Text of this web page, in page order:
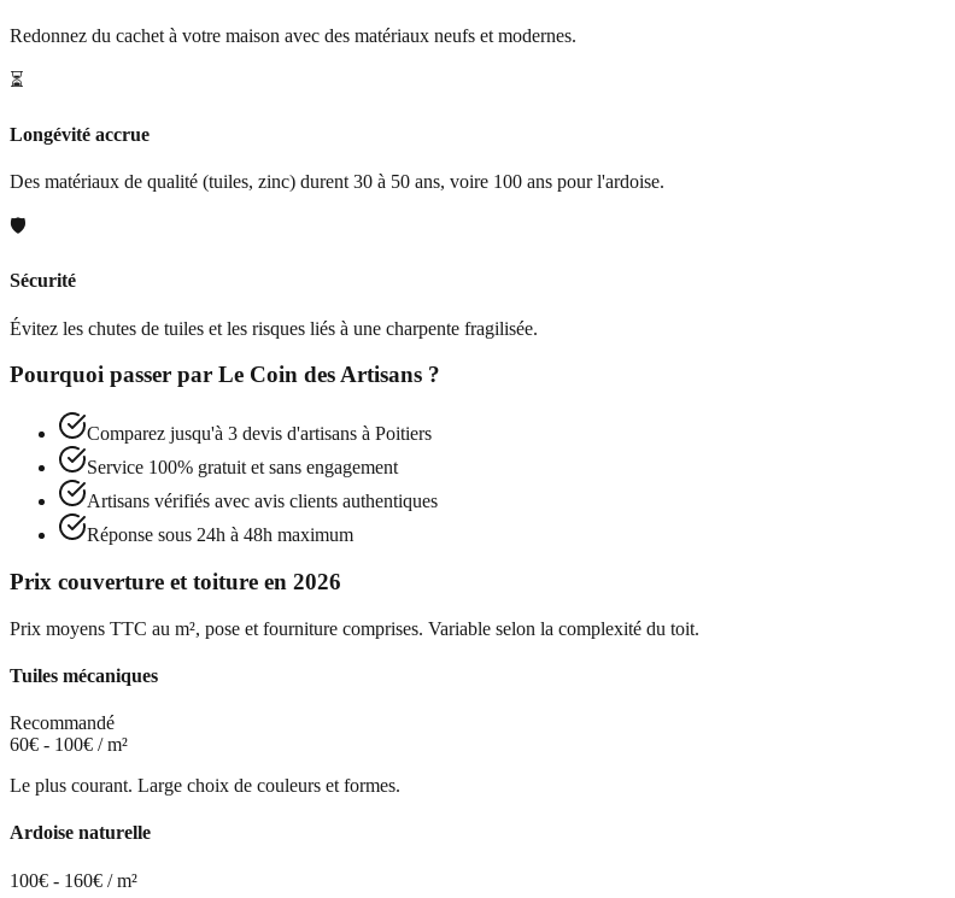
Redonnez du cachet à votre maison avec des matériaux neufs et modernes.
⏳
Longévité accrue
Des matériaux de qualité (tuiles, zinc) durent 30 à 50 ans, voire 100 ans pour l'ardoise.
🛡️
Sécurité
Évitez les chutes de tuiles et les risques liés à une charpente fragilisée.
Pourquoi passer par Le Coin des Artisans ?
Comparez jusqu'à 3 devis d'artisans à Poitiers
Service 100% gratuit et sans engagement
Artisans vérifiés avec avis clients authentiques
Réponse sous 24h à 48h maximum
Prix couverture et toiture en 2026
Prix moyens TTC au m², pose et fourniture comprises. Variable selon la complexité du toit.
Tuiles mécaniques
Recommandé
60€ - 100€ / m²
Le plus courant. Large choix de couleurs et formes.
Ardoise naturelle
100€ - 160€ / m²